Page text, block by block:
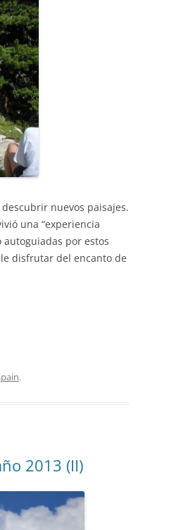
nuevos paisajes.
una “experiencia
por estos
disfrutar del encanto de
.
2013 (II)